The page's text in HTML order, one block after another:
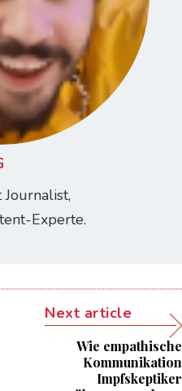
Experte.
Next article
Wie empathische
Kommunikation
Impfskeptiker